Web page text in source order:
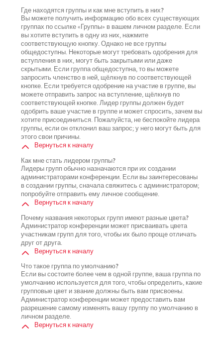
Где находятся группы и как мне вступить в них?
Вы можете получить информацию обо всех существующих
группах по ссылке «Группы» в вашем личном разделе. Если
вы хотите вступить в одну из них, нажмите
соответствующую кнопку. Однако не все группы
общедоступны. Некоторые могут требовать одобрения для
вступления в них, могут быть закрытыми или даже
скрытыми. Если группа общедоступна, то вы можете
запросить членство в ней, щёлкнув по соответствующей
кнопке. Если требуется одобрение на участие в группе, вы
можете отправить запрос на вступление, щёлкнув по
соответствующей кнопке. Лидер группы должен будет
одобрить ваше участие в группе и может спросить, зачем вы
хотите присоединиться. Пожалуйста, не беспокойте лидера
группы, если он отклонил ваш запрос; у него могут быть для
этого свои причины.
Вернуться к началу
Как мне стать лидером группы?
Лидеры групп обычно назначаются при их создании
администраторами конференции. Если вы заинтересованы
в создании группы, сначала свяжитесь с администратором;
попробуйте отправить ему личное сообщение.
Вернуться к началу
Почему названия некоторых групп имеют разные цвета?
Администратор конференции может присваивать цвета
участникам групп для того, чтобы их было проще отличать
друг от друга.
Вернуться к началу
Что такое группа по умолчанию?
Если вы состоите более чем в одной группе, ваша группа по
умолчанию используется для того, чтобы определить, какие
групповые цвет и звание должны быть вам присвоены.
Администратор конференции может предоставить вам
разрешение самому изменять вашу группу по умолчанию в
личном разделе.
Вернуться к началу